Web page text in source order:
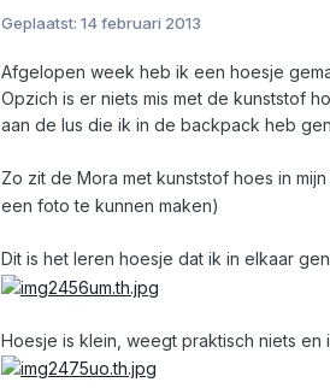
Geplaatst: 14 februari 2013
Afgelopen week heb ik een hoesje
Opzich is er niets mis met de kunststof
aan de lus die ik in de backpack heb
Zo zit de Mora met kunststof hoes in
een foto te kunnen maken)
Dit is het leren hoesje dat ik in elkaar
Hoesje is klein, weegt praktisch niets en